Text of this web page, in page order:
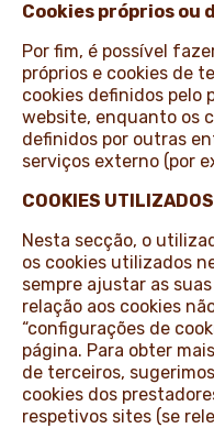
Cookies próprios ou
Por fim, é possível
próprios e cookies de
cookies definidos pelo
website, enquanto os
definidos por outras
serviços externo (por
COOKIES
Nesta secção, o
os cookies utilizados
sempre ajustar as
relação aos cookies
“configurações de
página. Para obter
de terceiros,
cookies dos
respetivos sites (se